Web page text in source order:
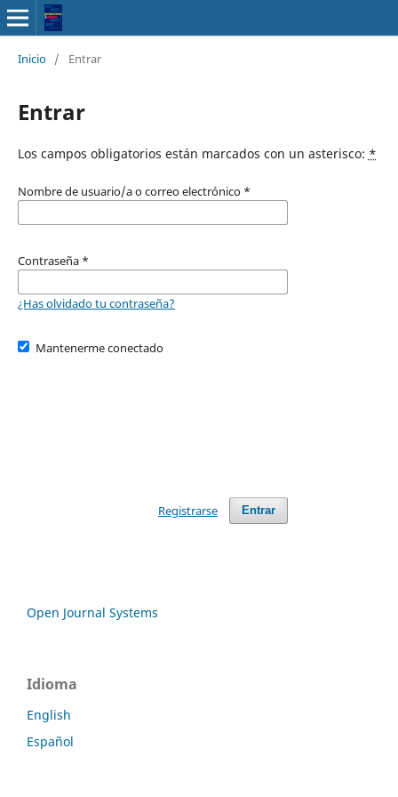
Inicio / Entrar
Entrar
Los campos obligatorios están marcados con un asterisco: *
Nombre de usuario/a o correo electrónico *
Contraseña *
¿Has olvidado tu contraseña?
Mantenerme conectado
Entrar
Registrarse
Open Journal Systems
Idioma
English
Español